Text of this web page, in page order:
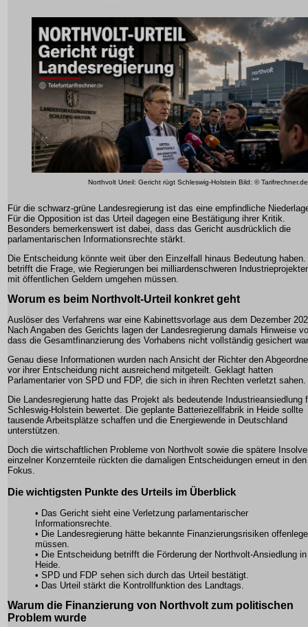
Northvolt Urteil: Gericht rügt Schleswig-Holstein Bild: © Tarifrechner.de
Für die schwarz-grüne Landesregierung ist das eine empfindliche
Für die Opposition ist das Urteil dagegen eine Bestätigung ihrer Kritik.
Besonders bemerkenswert ist dabei, dass das Gericht ausdrücklich die
parlamentarischen Informationsrechte stärkt.
Die Entscheidung könnte weit über den Einzelfall hinaus Bedeutung
betrifft die Frage, wie Regierungen bei milliardenschweren
mit öffentlichen Geldern umgehen müssen.
Worum es beim Northvolt-Urteil konkret geht
Auslöser des Verfahrens war eine Kabinettsvorlage aus dem Dezember
Nach Angaben des Gerichts lagen der Landesregierung damals Hinweise
dass die Gesamtfinanzierung des Vorhabens nicht vollständig gesichert
Genau diese Informationen wurden nach Ansicht der Richter den
vor ihrer Entscheidung nicht ausreichend mitgeteilt. Geklagt hatten
Parlamentarier von SPD und FDP, die sich in ihren Rechten verletzt sahen.
Die Landesregierung hatte das Projekt als bedeutende Industrieansiedlung
Schleswig-Holstein bewertet. Die geplante Batteriezellfabrik in Heide sollte
tausende Arbeitsplätze schaffen und die Energiewende in Deutschland
unterstützen.
Doch die wirtschaftlichen Probleme von Northvolt sowie die spätere
einzelner Konzernteile rückten die damaligen Entscheidungen erneut in den
Fokus.
Die wichtigsten Punkte des Urteils im Überblick
• Das Gericht sieht eine Verletzung parlamentarischer
Informationsrechte.
• Die Landesregierung hätte bekannte Finanzierungsrisiken
müssen.
• Die Entscheidung betrifft die Förderung der Northvolt-Ansiedlung in
Heide.
• SPD und FDP sehen sich durch das Urteil bestätigt.
• Das Urteil stärkt die Kontrollfunktion des Landtags.
Warum die Finanzierung von Northvolt zum politischen
Problem wurde